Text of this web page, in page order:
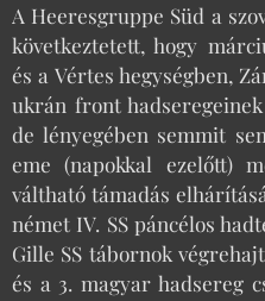
A Heeresgruppe Süd a
következtetett, hogy
és a Vértes hegységben,
ukrán front
de lényegében semmit
eme (napokkal ezelőtt)
váltható támadás
német IV. SS páncélos
Gille SS tábornok
és a 3. magyar hadsereg